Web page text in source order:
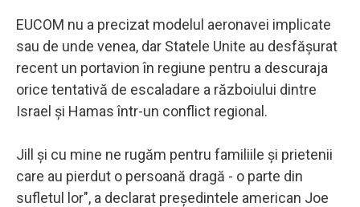
EUCOM nu a precizat modelul aeronavei implicate
sau de unde venea, dar Statele Unite au desfăşurat
recent un portavion în regiune pentru a descuraja
orice tentativă de escaladare a războiului dintre
Israel şi Hamas într-un conflict regional.
Jill şi cu mine ne rugăm pentru familiile şi prietenii
care au pierdut o persoană dragă - o parte din
sufletul lor", a declarat preşedintele american Joe